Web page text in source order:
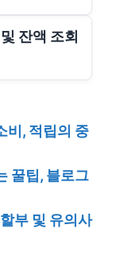
잔액 조회
비, 적립의 중
꿀팁, 블로그
부 및 유의사